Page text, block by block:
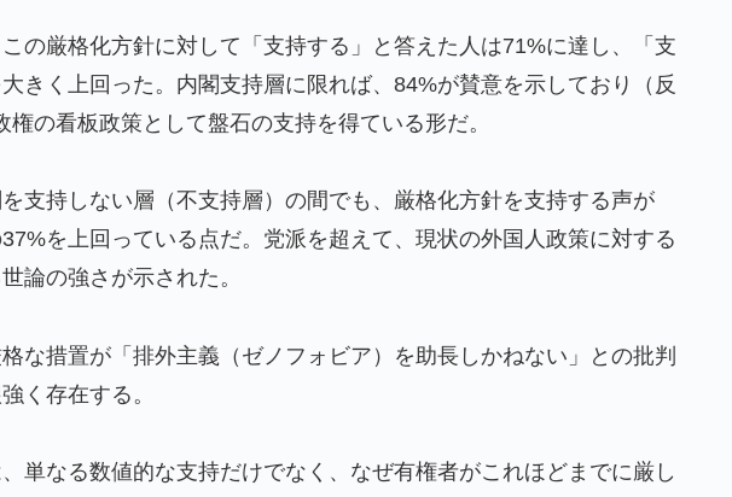
を受けた意外な日本の運転文化がこちらです‥」→「日本人はこんなに徹底し
んじゃなかった…」 日本を知ってしまったディズニー信者、帰国後『本家』に
ものか FIFA新会社構想が10日足らずで撤回された理由【海外の反応・解説】
クだから消防士が右往左往する中国www」
安泰だ」16歳MF三井寺眞、衝撃ゴール！久保建英超え歴代2位の記録！3得点に
かな情報で垢特定出来るからね
の厳格化方針に対して「支持する」と答えた人は71%に達し、「支
きく上回った。内閣支持層に限れば、84%が賛意を示しており（反
権の看板政策として盤石の支持を得ている形だ。
支持しない層（不支持層）の間でも、厳格化方針を支持する声が
を上回っている点だ。党派を超えて、現状の外国人政策に対する
論の強さが示された。
な措置が「排外主義（ゼノフォビア）を助長しかねない」との批判
く存在する。
単なる数値的な支持だけでなく、なぜ有権者がこれほどまでに厳し